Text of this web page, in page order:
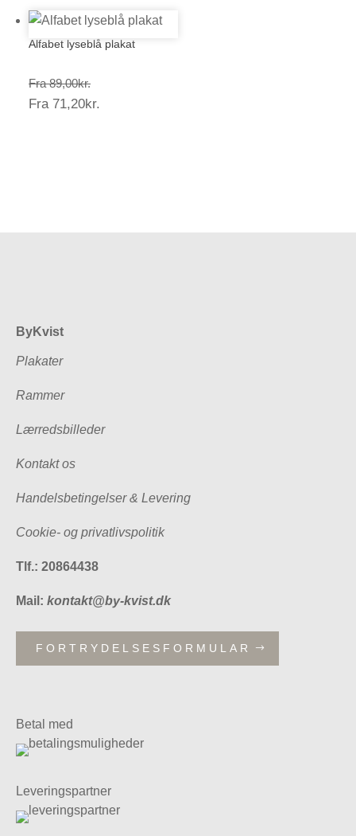
Alfabet lyseblå plakat
Fra 89,00kr.Prisinterval:
89,00kr.
Fra 71,20kr.
ByKvist
Plakater
Rammer
Lærredsbilleder
Kontakt os
Handelsbetingelser & Levering
Cookie- og privatlivspolitik
Tlf.: 20864438
Mail: kontakt@by-kvist.dk
FORTRYDELSESFORMULAR
Betal med
Leveringspartner